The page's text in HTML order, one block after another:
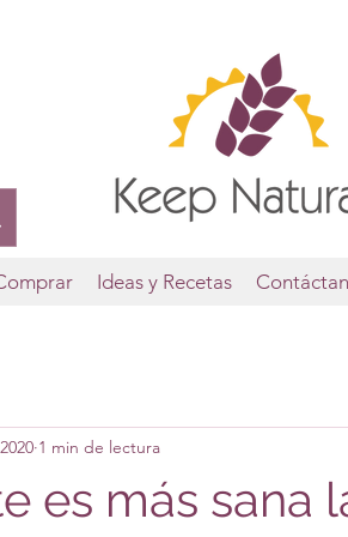
Ideas y Recetas
es más sana
1 min de lectura